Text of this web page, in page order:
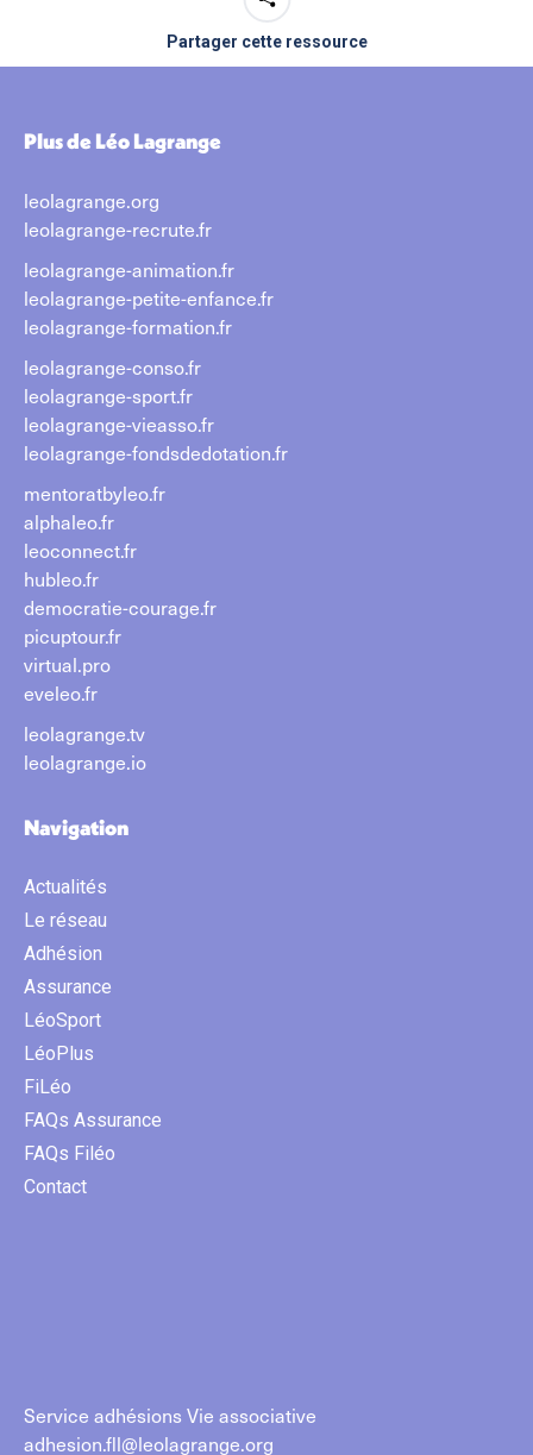
Partager cette ressource
Plus de Léo Lagrange
leolagrange.org
leolagrange-recrute.fr
leolagrange-animation.fr
leolagrange-petite-enfance.fr
leolagrange-formation.fr
leolagrange-conso.fr
leolagrange-sport.fr
leolagrange-vieasso.fr
leolagrange-fondsdedotation.fr
mentoratbyleo.fr
alphaleo.fr
leoconnect.fr
hubleo.fr
democratie-courage.fr
picuptour.fr
virtual.pro
eveleo.fr
leolagrange.tv
leolagrange.io
Navigation
Actualités
Le réseau
Adhésion
Assurance
LéoSport
LéoPlus
FiLéo
FAQs Assurance
FAQs Filéo
Contact
Service adhésions Vie associative
adhesion.fll@leolagrange.org